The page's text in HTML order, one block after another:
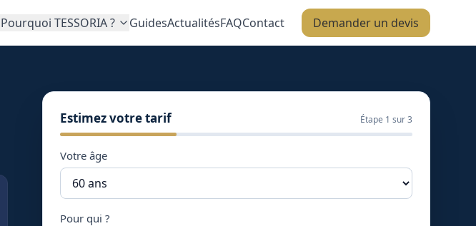
Pourquoi TESSORIA ? GuidesActualitésFAQContact Demander un devis
Estimez votre tarif Étape 1 sur 3
Votre âge
Pour qui ?